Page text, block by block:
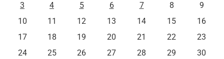
3
4 5 6 7 8
9
10
11 12 13 14 15
16
17
18 19 20 21 22
23
24
25 26 27 28 29
30